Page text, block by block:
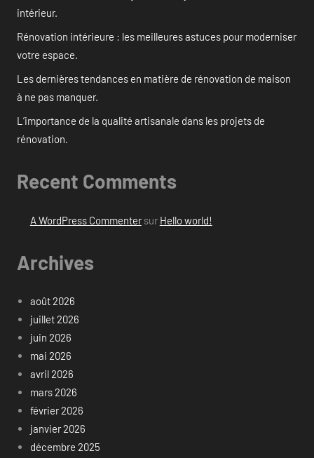
intérieur.
Rénovation intérieure : les meilleures astuces pour moderniser
votre espace.
Les dernières tendances en matière de rénovation de maison
à ne pas manquer.
L’importance de la qualité artisanale dans les projets de
rénovation.
Recent Comments
A WordPress Commentersur Hello world!
Archives
août 2026
juillet 2026
juin 2026
mai 2026
avril 2026
mars 2026
février 2026
janvier 2026
décembre 2025